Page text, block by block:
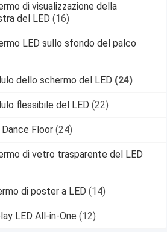
di visualizzazione della
del LED (16)
LED sullo sfondo del palco
dello schermo del LED (24)
flessibile del LED (22)
Dance Floor (24)
di vetro trasparente del LED
di poster a LED (14)
LED All-in-One (12)